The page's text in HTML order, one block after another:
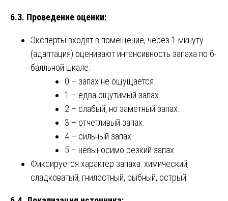
6.3. Проведение оценки:
Эксперты входят в помещение, через 1 минуту
(адаптация) оценивают интенсивность запаха по 6-
балльной шкале:
0 – запах не ощущается.
1 – едва ощутимый запах.
2 – слабый, но заметный запах.
3 – отчетливый запах.
4 – сильный запах.
5 – невыносимо резкий запах.
Фиксируется характер запаха: химический,
сладковатый, гнилостный, рыбный, острый.